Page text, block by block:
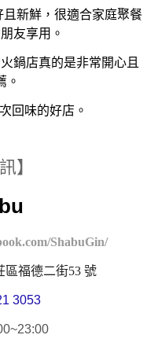
新鮮，很適合家庭聚餐
友享用。
鍋店真的是非常開心且
。
回味的好店。
】
ShabuGin/
區福德二街53 號
3053